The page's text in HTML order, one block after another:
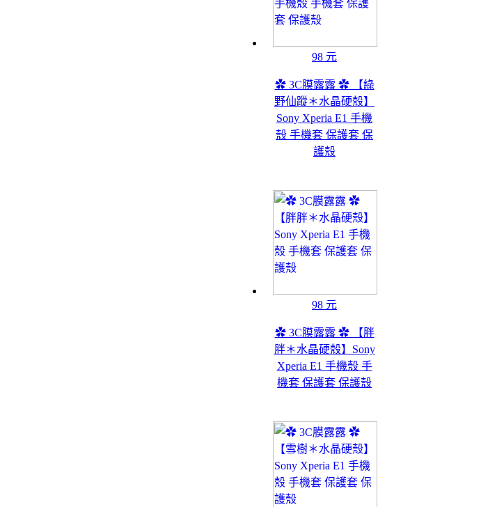
98 元
✿ 3C膜露露 ✿ 【綠
野仙蹤＊水晶硬殼】
Sony Xperia E1 手機
殼 手機套 保護套 保
護殼
98 元
✿ 3C膜露露 ✿ 【胖
胖＊水晶硬殼】Sony
Xperia E1 手機殼 手
機套 保護套 保護殼